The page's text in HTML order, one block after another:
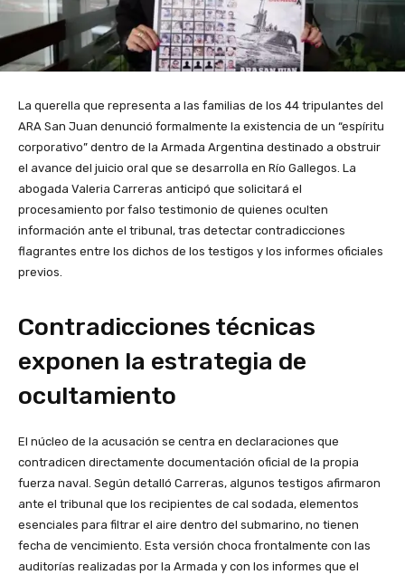
La querella que representa a las familias de los 44 tripulantes del
ARA San Juan denunció formalmente la existencia de un “espíritu
corporativo” dentro de la Armada Argentina destinado a obstruir
el avance del juicio oral que se desarrolla en Río Gallegos. La
abogada Valeria Carreras anticipó que solicitará el
procesamiento por falso testimonio de quienes oculten
información ante el tribunal, tras detectar contradicciones
flagrantes entre los dichos de los testigos y los informes oficiales
previos.
Contradicciones técnicas
exponen la estrategia de
ocultamiento
El núcleo de la acusación se centra en declaraciones que
contradicen directamente documentación oficial de la propia
fuerza naval. Según detalló Carreras, algunos testigos afirmaron
ante el tribunal que los recipientes de cal sodada, elementos
esenciales para filtrar el aire dentro del submarino, no tienen
fecha de vencimiento. Esta versión choca frontalmente con las
auditorías realizadas por la Armada y con los informes que el